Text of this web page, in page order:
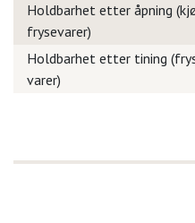
Holdbarhet etter åpning
frysevarer)
Holdbarhet etter tining
varer)